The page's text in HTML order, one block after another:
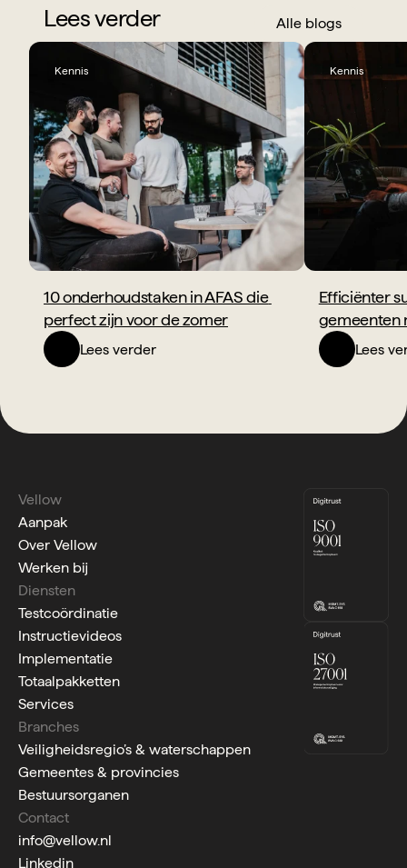
Lees verder Alle blogs
Kennis
10 onderhoudstaken in AFAS die
perfect zijn voor de zomer
Lees verder
Kennis
Efficiënter
gemeenten
Lees
Vellow
Aanpak
Over Vellow
Werken bij
Diensten
Testcoördinatie
Instructievideos
Implementatie
Totaalpakketten
Services
Branches
Veiligheidsregio’s & waterschappen
Gemeentes & provincies
Bestuursorganen
Contact
info@vellow.nl
Linkedin